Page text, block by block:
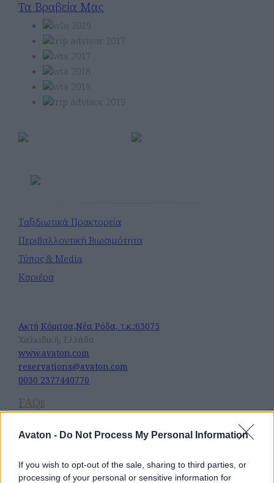
Avaton - Do Not Process My Personal Information
If you wish to opt-out of the sale, sharing to third parties, or
processing of your personal or sensitive information for
Τα Βραβεία Μας
Ταξιδιωτικά Πρακτορεία
Περιβαλλοντική Βιωσιμότητα
Τύπος & Media
Καριέρα
Ακτή Κόμιτσα,Νέα Ρόδα, τ.κ.:63075
Χαλκιδική, Ελλάδα
www.avaton.com
reservations@avaton.com
0030 2377440770
FAQs